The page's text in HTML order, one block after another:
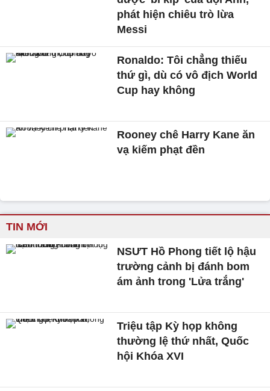
phát hiện chiêu trò lừa
Messi
Ronaldo: Tôi chẳng thiếu
thứ gì, dù có vô địch World
Cup hay không
Rooney chê Harry Kane ăn
vạ kiếm phạt đền
TIN MỚI
NSƯT Hồ Phong tiết lộ hậu
trường cảnh bị đánh bom
ám ảnh trong 'Lửa trắng'
Triệu tập Kỳ họp không
thường lệ thứ nhất, Quốc
hội Khóa XVI